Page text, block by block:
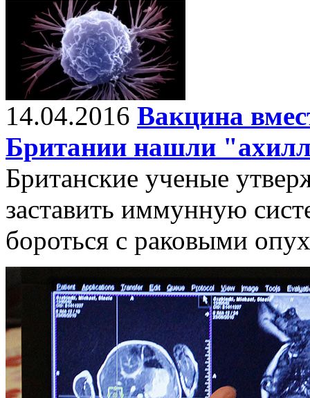
14.04.2016 Вакцина
Британии нашли
Британские ученые
заставить иммунную
бороться с раковыми